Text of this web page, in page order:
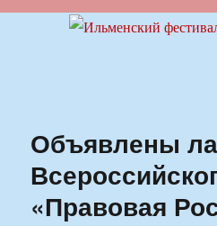
Ильменский
песни
Объявлены
«Правовая